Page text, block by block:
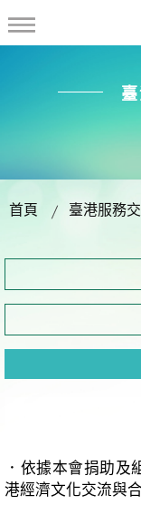
首頁 臺港服務
．依據本會捐助及
港經濟文化交流與